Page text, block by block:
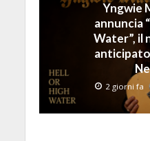
Yngwie
annuncia
Water”, il
anticipato
2 giorni fa